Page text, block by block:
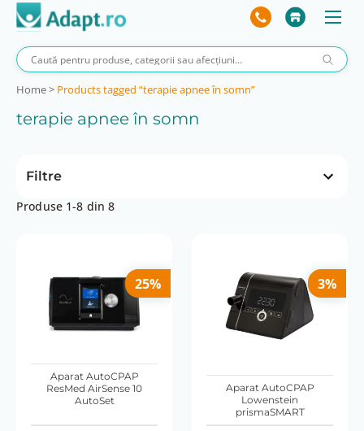
Home> Products tagged “terapie apnee în somn”
terapie apnee în somn
Filtre
Aplicație mobilă
fară
universală
Produse 1-8 din 8
25%
Aparat AutoCPAP
ResMed AirSense 10
AutoSet
3%
Aparat AutoCPAP
Lowenstein
prismaSMART